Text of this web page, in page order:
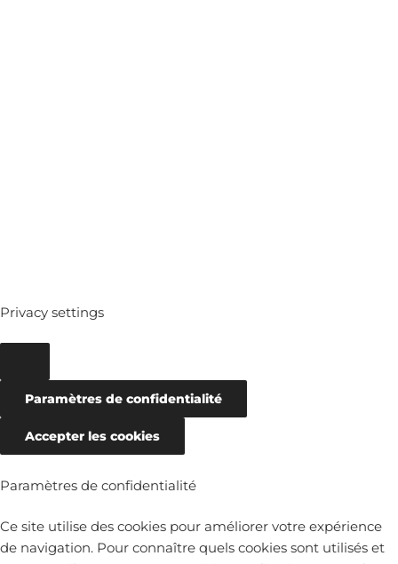
Privacy settings
Paramètres de confidentialité
Accepter les cookies
Paramètres de confidentialité
Ce site utilise des cookies pour améliorer votre expérience
de navigation. Pour connaître quels cookies sont utilisés et